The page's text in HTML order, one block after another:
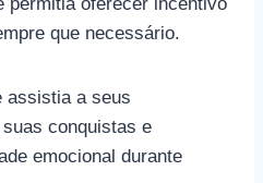
que necessário.
assistia a seus
conquistas e
emocional durante